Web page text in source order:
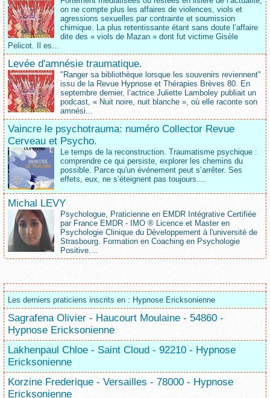
on ne compte plus les affaires de violences, viols et
agressions sexuelles par contrainte et soumission
chimique. La plus retentissante étant sans doute l’affaire
dite des « viols de Mazan » dont fut victime Gisèle
Pelicot. Il es...
Levée d'amnésie traumatique.
"Ranger sa bibliothèque lorsque les souvenirs reviennent"
issu de la Revue Hypnose et Thérapies Brèves 80. En
septembre dernier, l’actrice Juliette Lamboley publiait un
podcast, « Nuit noire, nuit blanche », où elle raconte son
amnési...
Vaincre le psychotrauma: numéro Collector Revue
Cerveau et Psycho.
Le temps de la reconstruction. Traumatisme psychique :
comprendre ce qui persiste, explorer les chemins du
possible. Parce qu'un événement peut s’arrêter. Ses
effets, eux, ne s’éteignent pas toujours....
Michal LEVY
Psychologue, Praticienne en EMDR Intégrative Certifiée
par France EMDR - IMO ® Licence et Master en
Psychologie Clinique du Développement à l'université de
Strasbourg. Formation en Coaching en Psychologie
Positive....
Les derniers praticiens inscrits en : Hypnose Ericksonienne
Sagrafena Olivier - Haucourt Moulaine - 54860 -
Hypnose Ericksonienne
Lakhenpaul Chloe - Saint Cloud - 92210 - Hypnose
Ericksonienne
Korzine Frederique - Versailles - 78000 - Hypnose
Ericksonienne